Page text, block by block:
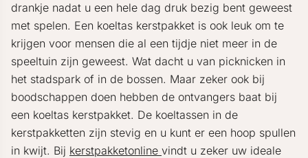
drankje nadat u een hele dag druk bezig bent geweest
met spelen. Een koeltas kerstpakket is ook leuk om te
krijgen voor mensen die al een tijdje niet meer in de
speeltuin zijn geweest. Wat dacht u van picknicken in
het stadspark of in de bossen. Maar zeker ook bij
boodschappen doen hebben de ontvangers baat bij
een koeltas kerstpakket. De koeltassen in de
kerstpakketten zijn stevig en u kunt er een hoop spullen
in kwijt. Bij kerstpakketonline vindt u zeker uw ideale